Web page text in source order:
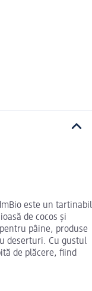
este un tartinabil
de cocos și
pâine, produse
deserturi. Cu gustul
de plăcere, fiind